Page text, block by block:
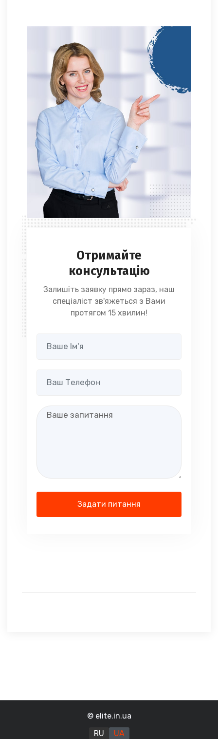
Отримайте
консультацію
Залишіть заявку прямо зараз, наш
спеціаліст зв'яжеться з Вами
протягом 15 хвилин!
© elite.in.ua
RU
UA